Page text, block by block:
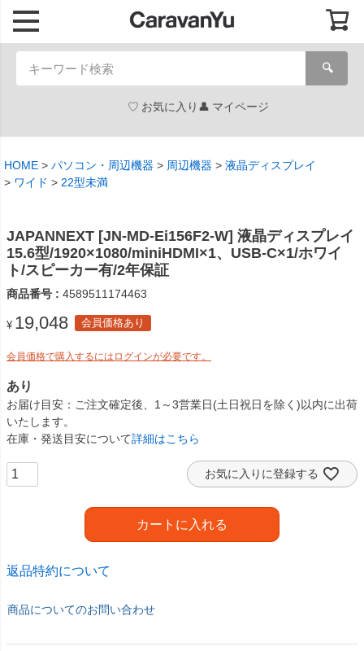
🔍
お気に入り マイページ
HOME パソコン・周辺機器 周辺機器
液晶ディスプレイ
ワイド
22型未満
JAPANNEXT [JN-MD-Ei156F2-W] 液晶ディスプレイ
15.6型/1920×1080/miniHDMI×1、USB-C×1/ホワイ
ト/スピーカー有/2年保証
商品番号 4589511174463
¥ 19,048 会員価格あり
会員価格で購入するにはログインが必要です。
あり
お届け目安
ご注文確定後、1～3営業日(土日祝日を除く)以内に出荷
いたします。
在庫・発送目安について詳細はこちら
お気に入りに登録する
カートに入れる
返品特約について
商品についてのお問い合わせ